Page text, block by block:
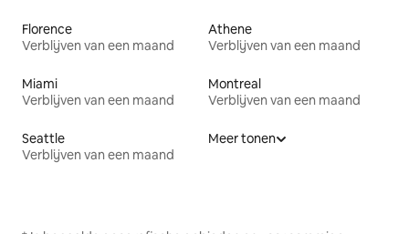
Florence
Verblijven van een maand
Athene
Verblijven van een maand
Miami
Verblijven van een maand
Montreal
Verblijven van een maand
Seattle
Verblijven van een maand
Meer tonen